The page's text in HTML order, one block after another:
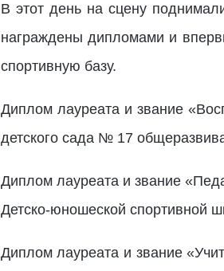
В этот день на сцену
награждены дипломами и
спортивную базу.
Диплом лауреата и звание
детского сада № 17
Диплом лауреата и звание
Детско-юношеской спортивной
Диплом лауреата и звание